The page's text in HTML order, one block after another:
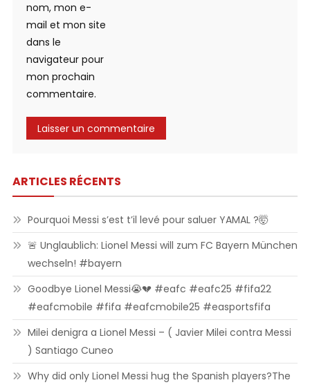
nom, mon e-
mail et mon site
dans le
navigateur pour
mon prochain
commentaire.
ARTICLES RÉCENTS
Pourquoi Messi s’est t’il levé pour saluer YAMAL ?🤯
🚨 Unglaublich: Lionel Messi will zum FC Bayern München
wechseln! #bayern
Goodbye Lionel Messi😭💔 #eafc #eafc25 #fifa22
#eafcmobile #fifa #eafcmobile25 #easportsfifa
Milei denigra a Lionel Messi – ( Javier Milei contra Messi
) Santiago Cuneo
Why did only Lionel Messi hug the Spanish players?The